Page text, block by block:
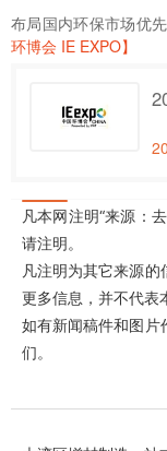
布局国内环保市场优
环博会 IE EXPO】
凡本网注明“来源：
请注明。
凡注明为其它来源
更多信息，并不代表
如有新闻稿件和图片
们。